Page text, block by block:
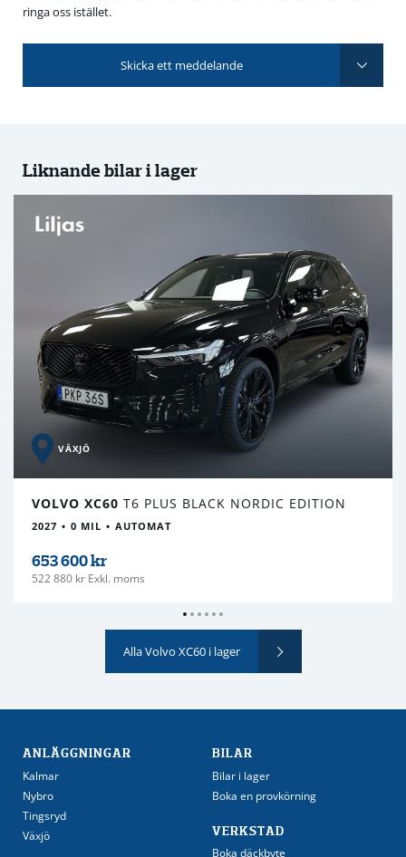
ringa oss istället.
Skicka ett meddelande
Liknande bilar i lager
VÄXJÖ
VOLVO XC60 T6 PLUS BLACK NORDIC EDITION
2027 0 MIL AUTOMAT
653 600 kr
522 880 kr Exkl. moms
Alla Volvo XC60 i lager
ANLÄGGNINGAR
Kalmar
Nybro
Tingsryd
Växjö
BILAR
Bilar i lager
Boka en provkörning
VERKSTAD
Boka däckbyte